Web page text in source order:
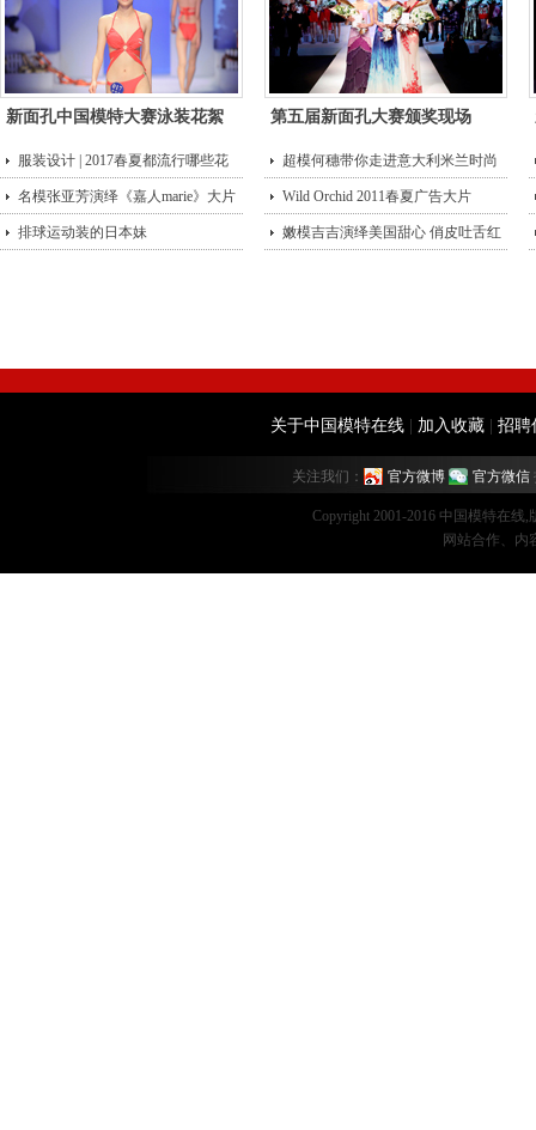
新面孔中国模特大赛泳装花絮 第五届新面孔大赛颁奖现场
服装设计 | 2017春夏都流行哪些花
型？
超模何穗带你走进意大利米兰时尚
街头
名模张亚芳演绎《嘉人marie》大片 Wild Orchid 2011春夏广告大片
排球运动装的日本妹 嫩模吉吉演绎美国甜心 俏皮吐舌红
关于中国模特在线 加入收藏 招聘
关注我们： 官方微博 官方微信
Copyright 2001-2016 中国模特在线
网站合作、内